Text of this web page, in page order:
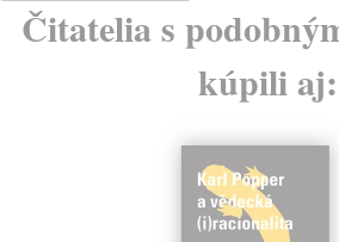
Čitatelia s
kúpili aj: